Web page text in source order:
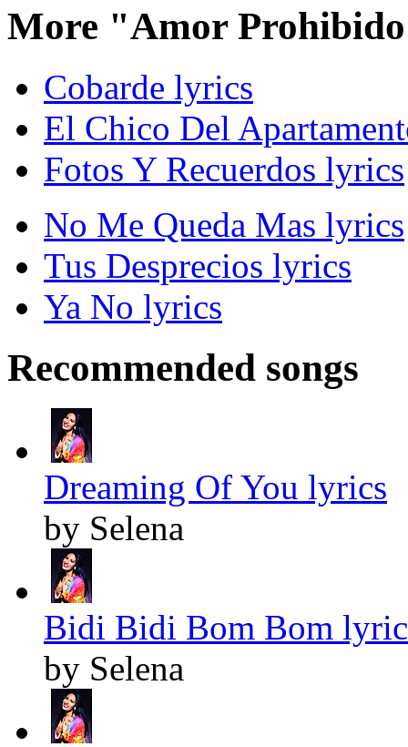
More "Amor
Cobarde lyrics
El Chico Del
Fotos Y Recuerdos lyrics
No Me Queda Mas lyrics
Tus Desprecios lyrics
Ya No lyrics
Recommended songs
Dreaming Of You lyrics
by Selena
Bidi Bidi Bom Bom
by Selena